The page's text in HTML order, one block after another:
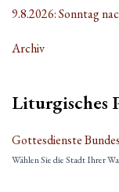
9.8.2026: Sonntag
Archiv
Liturgisches
Gottesdienste
Wählen Sie die Stadt Ihrer